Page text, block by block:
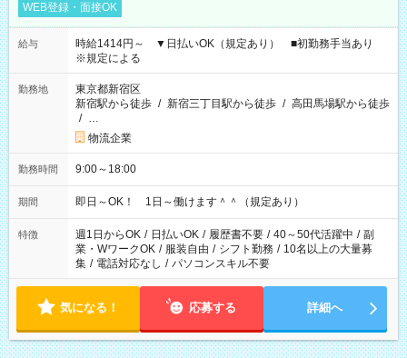
WEB登録・面接OK
給与
時給1414円～ ▼日払いOK（規定あり） ■初勤務手当あり
※規定による
勤務地
東京都新宿区
新宿駅から徒歩 / 新宿三丁目駅から徒歩 / 高田馬場駅から徒歩
/ …
物流企業
勤務時間 9:00～18:00
期間 即日～OK！ 1日～働けます＾＾（規定あり）
特徴 週1日からOK / 日払いOK / 履歴書不要 / 40～50代活躍中 / 副
業・WワークOK / 服装自由 / シフト勤務 / 10名以上の大量募
集 / 電話対応なし / パソコンスキル不要
気になる！ 応募する 詳細へ